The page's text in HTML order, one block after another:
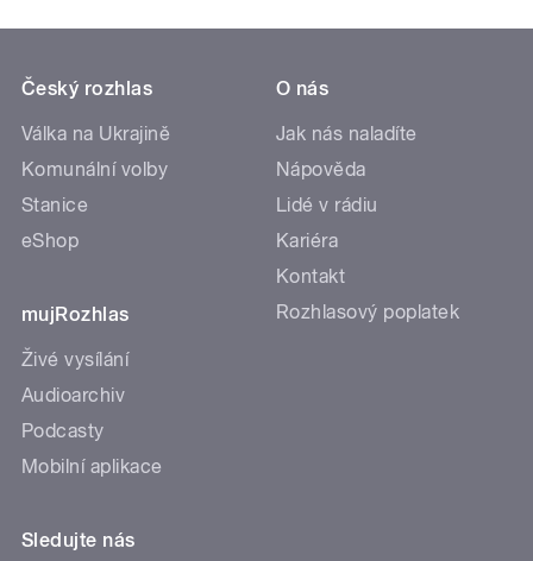
Český rozhlas
Válka na Ukrajině
Komunální volby
Stanice
eShop
mujRozhlas
Živé vysílání
Audioarchiv
Podcasty
Mobilní aplikace
O nás
Jak nás naladíte
Nápověda
Lidé v rádiu
Kariéra
Kontakt
Rozhlasový poplatek
Sledujte nás